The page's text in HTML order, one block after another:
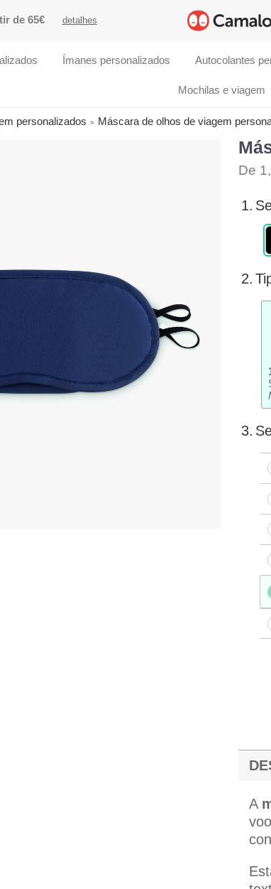
de 65€ detalhes
Ímanes personalizados Autocolantes
Mochilas e viagem
personalizados Máscara de olhos de viagem
De
1.
2.
3.
A